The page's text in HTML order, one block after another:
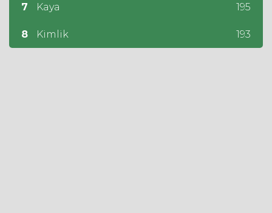
7 Kaya 195
8 Kimlik 193